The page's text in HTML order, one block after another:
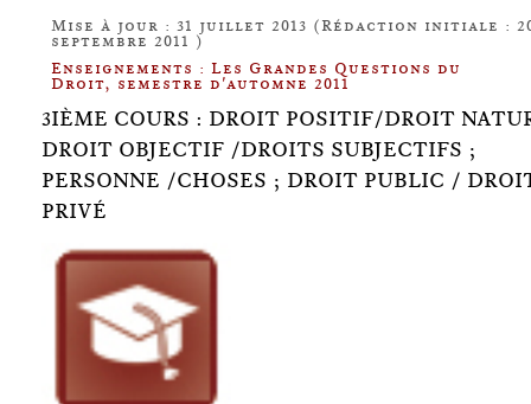
Mise à jour : 31 juillet 2013 (Rédaction initiale :
septembre 2011 )
Enseignements : Les Grandes Questions du
Droit, semestre d'automne 2011
3IÈME COURS : DROIT POSITIF/DROIT
DROIT OBJECTIF /DROITS SUBJECTIFS ;
PERSONNE /CHOSES ; DROIT PUBLIC /
PRIVÉ